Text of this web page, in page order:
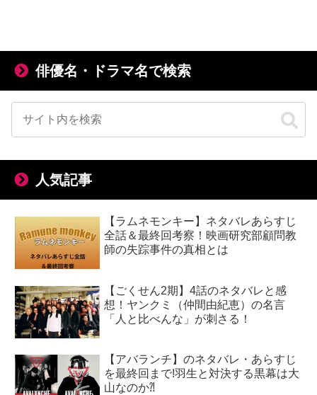
俳優名・ドラマ名で検索
人気記事
【ラムネモンキー】ネタバレあらすじ
全話＆最終回考察！映画研究部顧問教
師の失踪事件の真相とは
【ごくせん2期】4話のネタバレと感
想！ヤンクミ（仲間由紀恵）の名言
「人と比べんな」が刺さる！
【アバランチ】のネタバレ・あらすじ
を最終回まで!羽生と対決する黒幕は大
山なのか⁈